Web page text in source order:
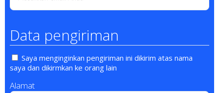
Data pengiriman
Saya menginginkan pengiriman ini dikirim atas nama
saya dan dikirmkan ke orang lain
Alamat